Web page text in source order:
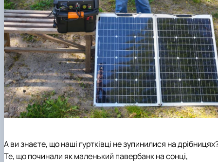
А ви знаєте, що наші гуртківці не зупинилися на
Те, що починали як маленький павербанк на сонці,